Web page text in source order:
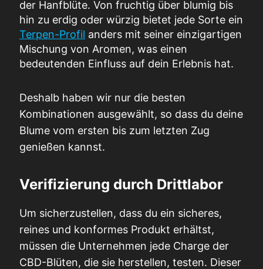
der Hanfblüte. Von fruchtig über blumig bis
hin zu erdig oder würzig bietet jede Sorte ein
Terpen-Profil anders mit seiner einzigartigen
Mischung von Aromen, was einen
bedeutenden Einfluss auf dein Erlebnis hat.
Deshalb haben wir nur die besten
Kombinationen ausgewählt, so dass du deine
Blume vom ersten bis zum letzten Zug
genießen kannst.
Verifizierung durch Drittlabor
Um sicherzustellen, dass du ein sicheres,
reines und konformes Produkt erhältst,
müssen die Unternehmen jede Charge der
CBD-Blüten, die sie herstellen, testen. Dieser